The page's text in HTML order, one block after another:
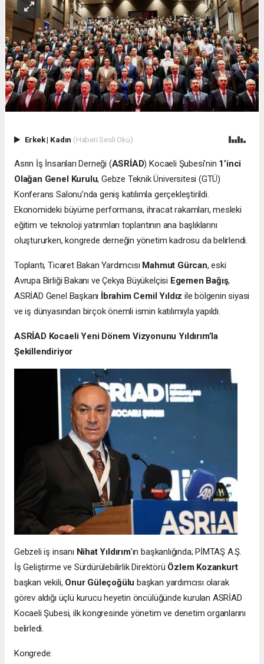
Erkek| Kadın (Haberi Sesli Oku)
Asrın İş İnsanları Derneği (ASRİAD) Kocaeli Şubesi’nin 1’inci
Olağan Genel Kurulu, Gebze Teknik Üniversitesi (GTÜ)
Konferans Salonu’nda geniş katılımla gerçekleştirildi.
Ekonomideki büyüme performansı, ihracat rakamları, mesleki
eğitim ve teknoloji yatırımları toplantının ana başlıklarını
oluştururken, kongrede derneğin yönetim kadrosu da belirlendi.
Toplantı, Ticaret Bakan Yardımcısı Mahmut Gürcan, eski
Avrupa Birliği Bakanı ve Çekya Büyükelçisi Egemen Bağış,
ASRİAD Genel Başkanı İbrahim Cemil Yıldız ile bölgenin siyasi
ve iş dünyasından birçok önemli ismin katılımıyla yapıldı.
ASRİAD Kocaeli Yeni Dönem Vizyonunu Yıldırım’la
Şekillendiriyor
Gebzeli iş insanı Nihat Yıldırım’ın başkanlığında; PİMTAŞ A.Ş.
İş Geliştirme ve Sürdürülebilirlik Direktörü Özlem Kozankurt
başkan vekili, Onur Güleçoğülu başkan yardımcısı olarak
görev aldığı üçlü kurucu heyetin öncülüğünde kurulan ASRİAD
Kocaeli Şubesi, ilk kongresinde yönetim ve denetim organlarını
belirledi.
Kongrede: